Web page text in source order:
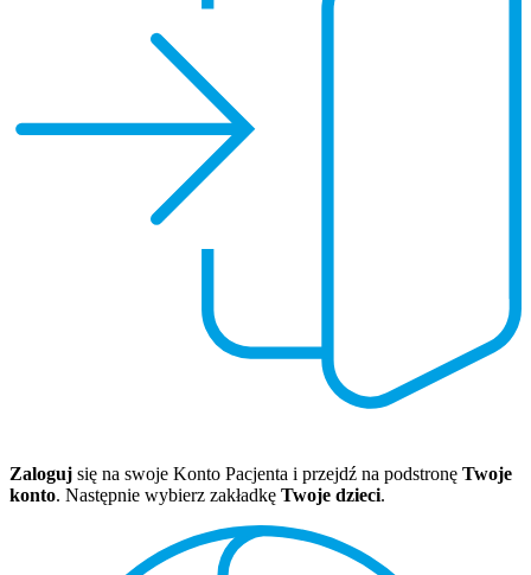
Zaloguj się na swoje Konto Pacjenta i przejdź na podstronę Twoje
konto. Następnie wybierz zakładkę Twoje dzieci.